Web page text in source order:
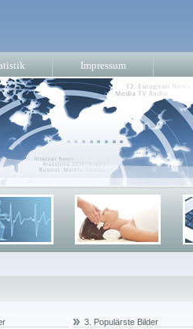
Impressum
3. Populärste Bilder